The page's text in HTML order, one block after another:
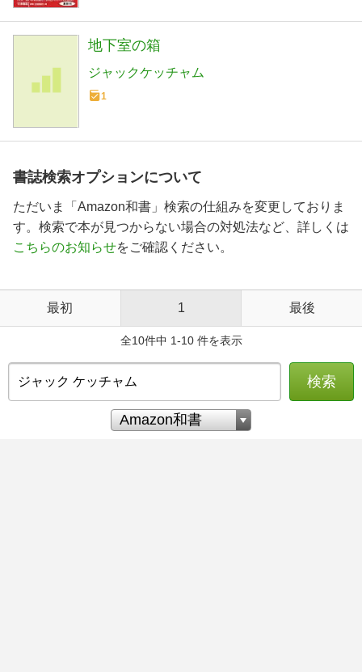
地下室の箱
ジャックケッチャム
1
書誌検索オプションについて
ただいま「Amazon和書」検索の仕組みを変更しておりま
す。検索で本が見つからない場合の対処法など、詳しくは
こちらのお知らせをご確認ください。
最初 1 最後
全10件中 1-10 件を表示
検索